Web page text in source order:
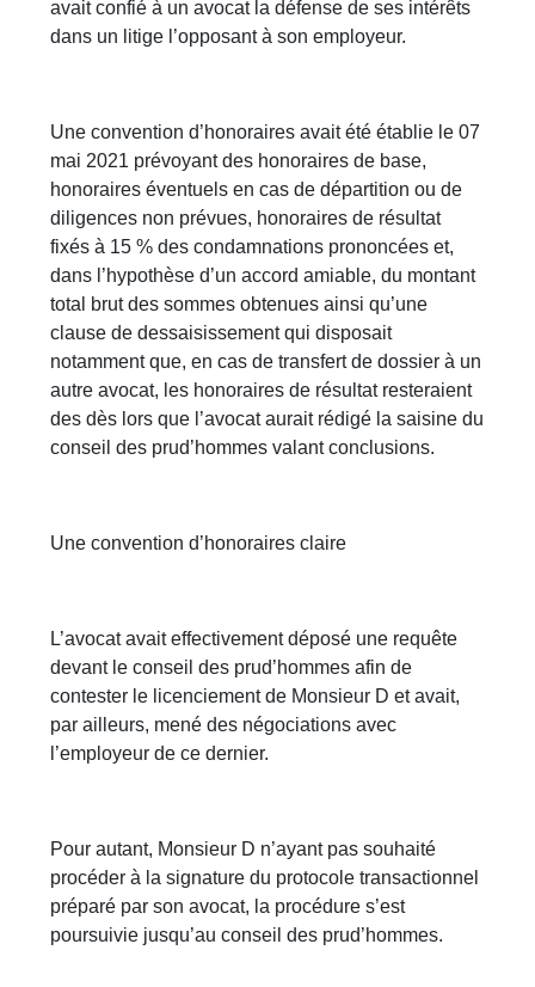
avait confié à un avocat la défense de ses intérêts
dans un litige l’opposant à son employeur.
Une convention d’honoraires avait été établie le 07
mai 2021 prévoyant des honoraires de base,
honoraires éventuels en cas de départition ou de
diligences non prévues, honoraires de résultat
fixés à 15 % des condamnations prononcées et,
dans l’hypothèse d’un accord amiable, du montant
total brut des sommes obtenues ainsi qu’une
clause de dessaisissement qui disposait
notamment que, en cas de transfert de dossier à un
autre avocat, les honoraires de résultat resteraient
des dès lors que l’avocat aurait rédigé la saisine du
conseil des prud’hommes valant conclusions.
Une convention d’honoraires claire
L’avocat avait effectivement déposé une requête
devant le conseil des prud’hommes afin de
contester le licenciement de Monsieur D et avait,
par ailleurs, mené des négociations avec
l’employeur de ce dernier.
Pour autant, Monsieur D n’ayant pas souhaité
procéder à la signature du protocole transactionnel
préparé par son avocat, la procédure s’est
poursuivie jusqu’au conseil des prud’hommes.